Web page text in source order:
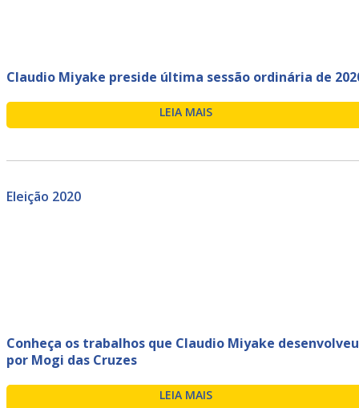
Claudio Miyake preside última sessão ordinária de
LEIA MAIS
Eleição 2020
Conheça os trabalhos que Claudio Miyake desenvolveu
por Mogi das Cruzes
LEIA MAIS